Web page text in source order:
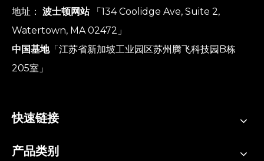
地址： 波士顿网站「134 Coolidge Ave, Suite 2,
Watertown, MA 02472」
中国基地「江苏省新加坡工业园区苏州腾飞科技园B栋
205室」
快速链接
产品类别